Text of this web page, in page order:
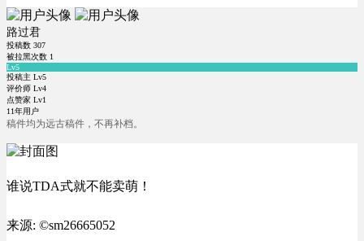
路过君
投稿数 307
被拉黑次数 1
Lv5
投稿主 Lv5
评价师 Lv4
点赞家 Lv1
11年用户
稿件均为远古稿件，不再补档。
谁说TDA式就不能卖萌！
来源: ©sm26665052